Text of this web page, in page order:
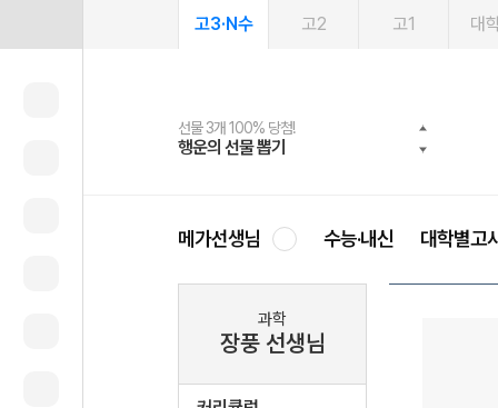
고3·N수 고2 고1 대
선물 3개 100% 당첨!
행운의 선물 뽑기
선물 100% 증정!
메가스터디 X 올리브
여름방학 스터디 캐시백
메가런 썸머스쿨
2027 러셀 단과
강사 공개선발
스마트러닝앱
설문 EVENT
메가패스
3일 무료 체험권
메가패스 수강생 무료혜택!
메가클럽 멤버십
사회공헌 캠페인
희망이룸 메가나눔
메가선생님 수능·내신 대학별고
과학
장풍 선생님